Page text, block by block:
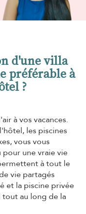
d'une villa
préférable à
?
à vos vacances.
les piscines
vous vous
pour une vraie vie
à tout le
vie partagés
et la piscine privée
au long de la